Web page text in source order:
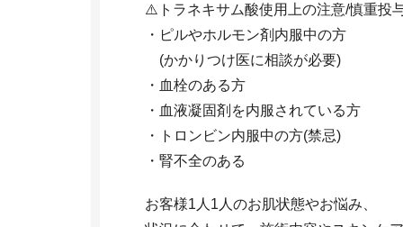
⚠️トラネキサム酸使用上の注意/慎重投
・ピルやホルモン剤内服中の方
(かかりつけ医に相談が必要)
・血栓のある方
・血液凝固剤を内服されている方
・トロンビン内服中の方(禁忌)
・腎不全のある
お客様1人1人のお肌状態やお悩み、